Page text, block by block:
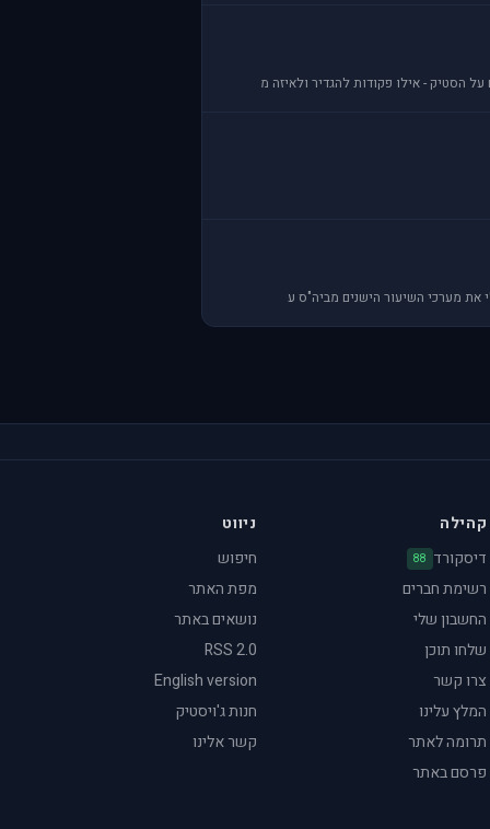
את מערכי השיעור הישנים מביה"ס ע
קהילה
דיסקורד 88
רשימת חברים
החשבון שלי
שלחו תוכן
צרו קשר
המלץ עלינו
תרומה לאתר
פרסם באתר
ניווט
חיפוש
מפת האתר
נושאים באתר
RSS 2.0
English version
חנות ג'ויסטיק
קשר אלינו